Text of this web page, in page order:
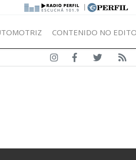
|
CONTENIDO NO